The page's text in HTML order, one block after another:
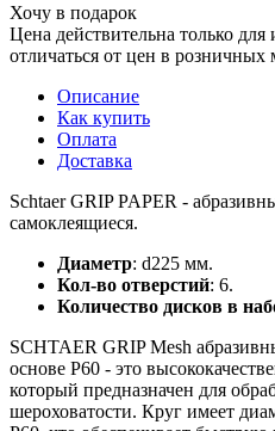
Хочу в подарок
Цена действительна только
отличаться от цен в розничных
Описание
Как купить
Оплата
Доставка
Schtaer GRIP PAPER -
самоклеящиеся.
Диаметр: d225 мм.
Кол-во отверстий: 6.
Количество дисков в
SCHTAER GRIP Mesh
основе P60 - это
который предназначен для
шероховатости. Круг имеет